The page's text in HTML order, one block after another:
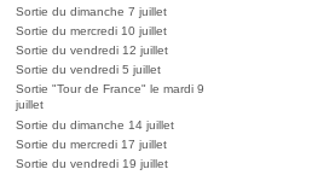
Sortie du dimanche 7 juillet
Sortie du mercredi 10 juillet
Sortie du vendredi 12 juillet
Sortie du vendredi 5 juillet
Sortie "Tour de France" le mardi 9
juillet
Sortie du dimanche 14 juillet
Sortie du mercredi 17 juillet
Sortie du vendredi 19 juillet